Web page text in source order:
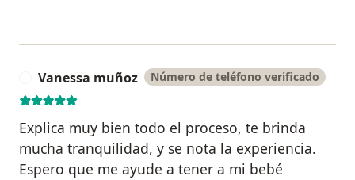
Vanessa muñoz Número de teléfono verificado
Explica muy bien todo el proceso, te brinda
mucha tranquilidad, y se nota la experiencia.
Espero que me ayude a tener a mi bebé